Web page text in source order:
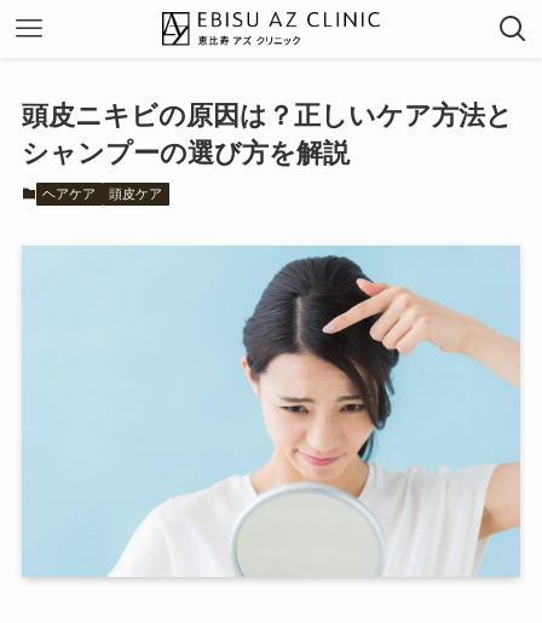
頭皮ニキビの原因は？正しいケア方法と
シャンプーの選び方を解説
ヘアケア 頭皮ケア